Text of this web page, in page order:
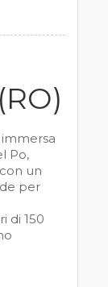
immersa
Po,
un
per
di 150